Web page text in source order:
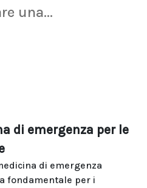
una...
di emergenza per le
di emergenza
fondamentale per i